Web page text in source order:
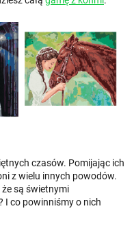
czasów. Pomijając ich
z wielu innych powodów.
są świetnymi
I co powinniśmy o nich